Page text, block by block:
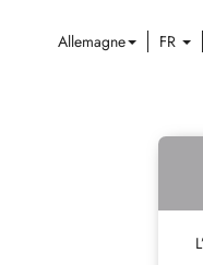
Allemagne FR